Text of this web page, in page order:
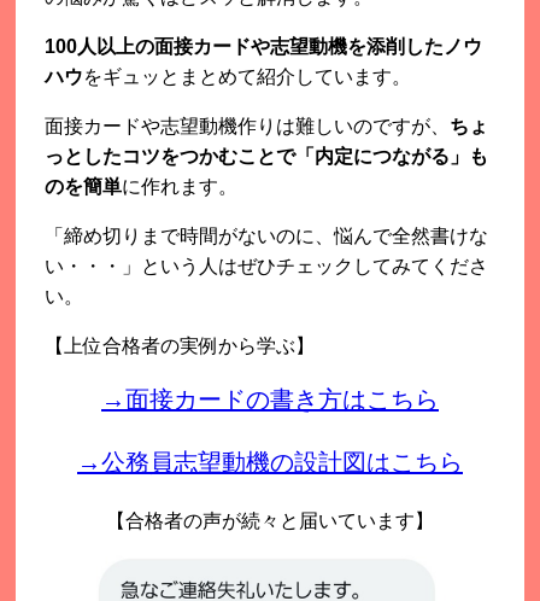
100人以上の面接カードや志望動機を添削したノウ
ハウをギュッとまとめて紹介しています。
面接カードや志望動機作りは難しいのですが、 ちょ
っとしたコツをつかむことで「内定につながる」も
のを簡単に作れます。
「締め切りまで時間がないのに、悩んで全然書けな
い・・・」という人はぜひチェックしてみてくださ
い。
【上位合格者の実例から学ぶ】
→面接カードの書き方はこちら
→公務員志望動機の設計図はこちら
【合格者の声が続々と届いています】